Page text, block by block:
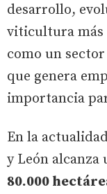
desarrollo,
viticultura más
como un
que genera
importancia
En la
y León alcanza
80.000